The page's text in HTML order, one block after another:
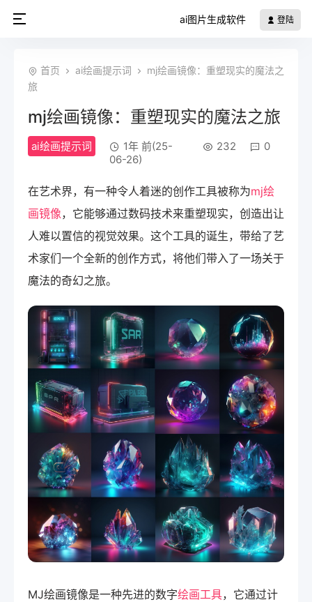
ai图片生成软件 登陆
首页 ai绘画提示词
mj绘画镜像：重塑现实的魔法之
旅
mj绘画镜像：重塑现实的魔法之旅
ai绘画提示词
1年 前(25-
06-26)
232 0
在艺术界，有一种令人着迷的创作工具被称为mj绘
画镜像，它能够通过数码技术来重塑现实，创造出让
人难以置信的视觉效果。这个工具的诞生，带给了艺
术家们一个全新的创作方式，将他们带入了一场关于
魔法的奇幻之旅。
MJ绘画镜像是一种先进的数字绘画工具，它通过计